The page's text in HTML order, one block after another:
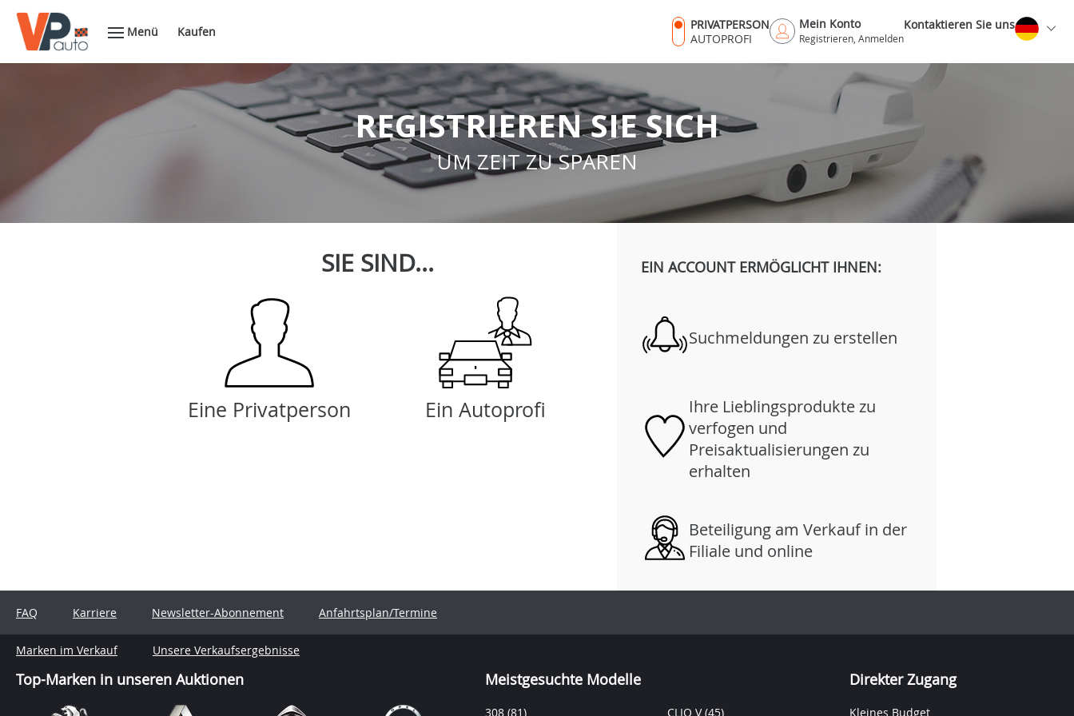
Menü Kaufen
PRIVATPERSON
AUTOPROFI
Mein Konto
Registrieren, Anmelden
Kontaktieren Sie uns
REGISTRIEREN SIE SICH
UM ZEIT ZU SPAREN
SIE SIND...
Eine Privatperson Ein Autoprofi
EIN ACCOUNT ERMÖGLICHT IHNEN:
Suchmeldungen zu erstellen
Ihre Lieblingsprodukte zu
verfogen und
Preisaktualisierungen zu
erhalten
Beteiligung am Verkauf in der
Filiale und online
FAQ Karriere Newsletter-Abonnement Anfahrtsplan/Termine
Marken im Verkauf Unsere Verkaufsergebnisse
Top-Marken in unseren Auktionen Meistgesuchte Modelle
308 (81) CLIO V(45)
Direkter Zugang
Kleines Budget